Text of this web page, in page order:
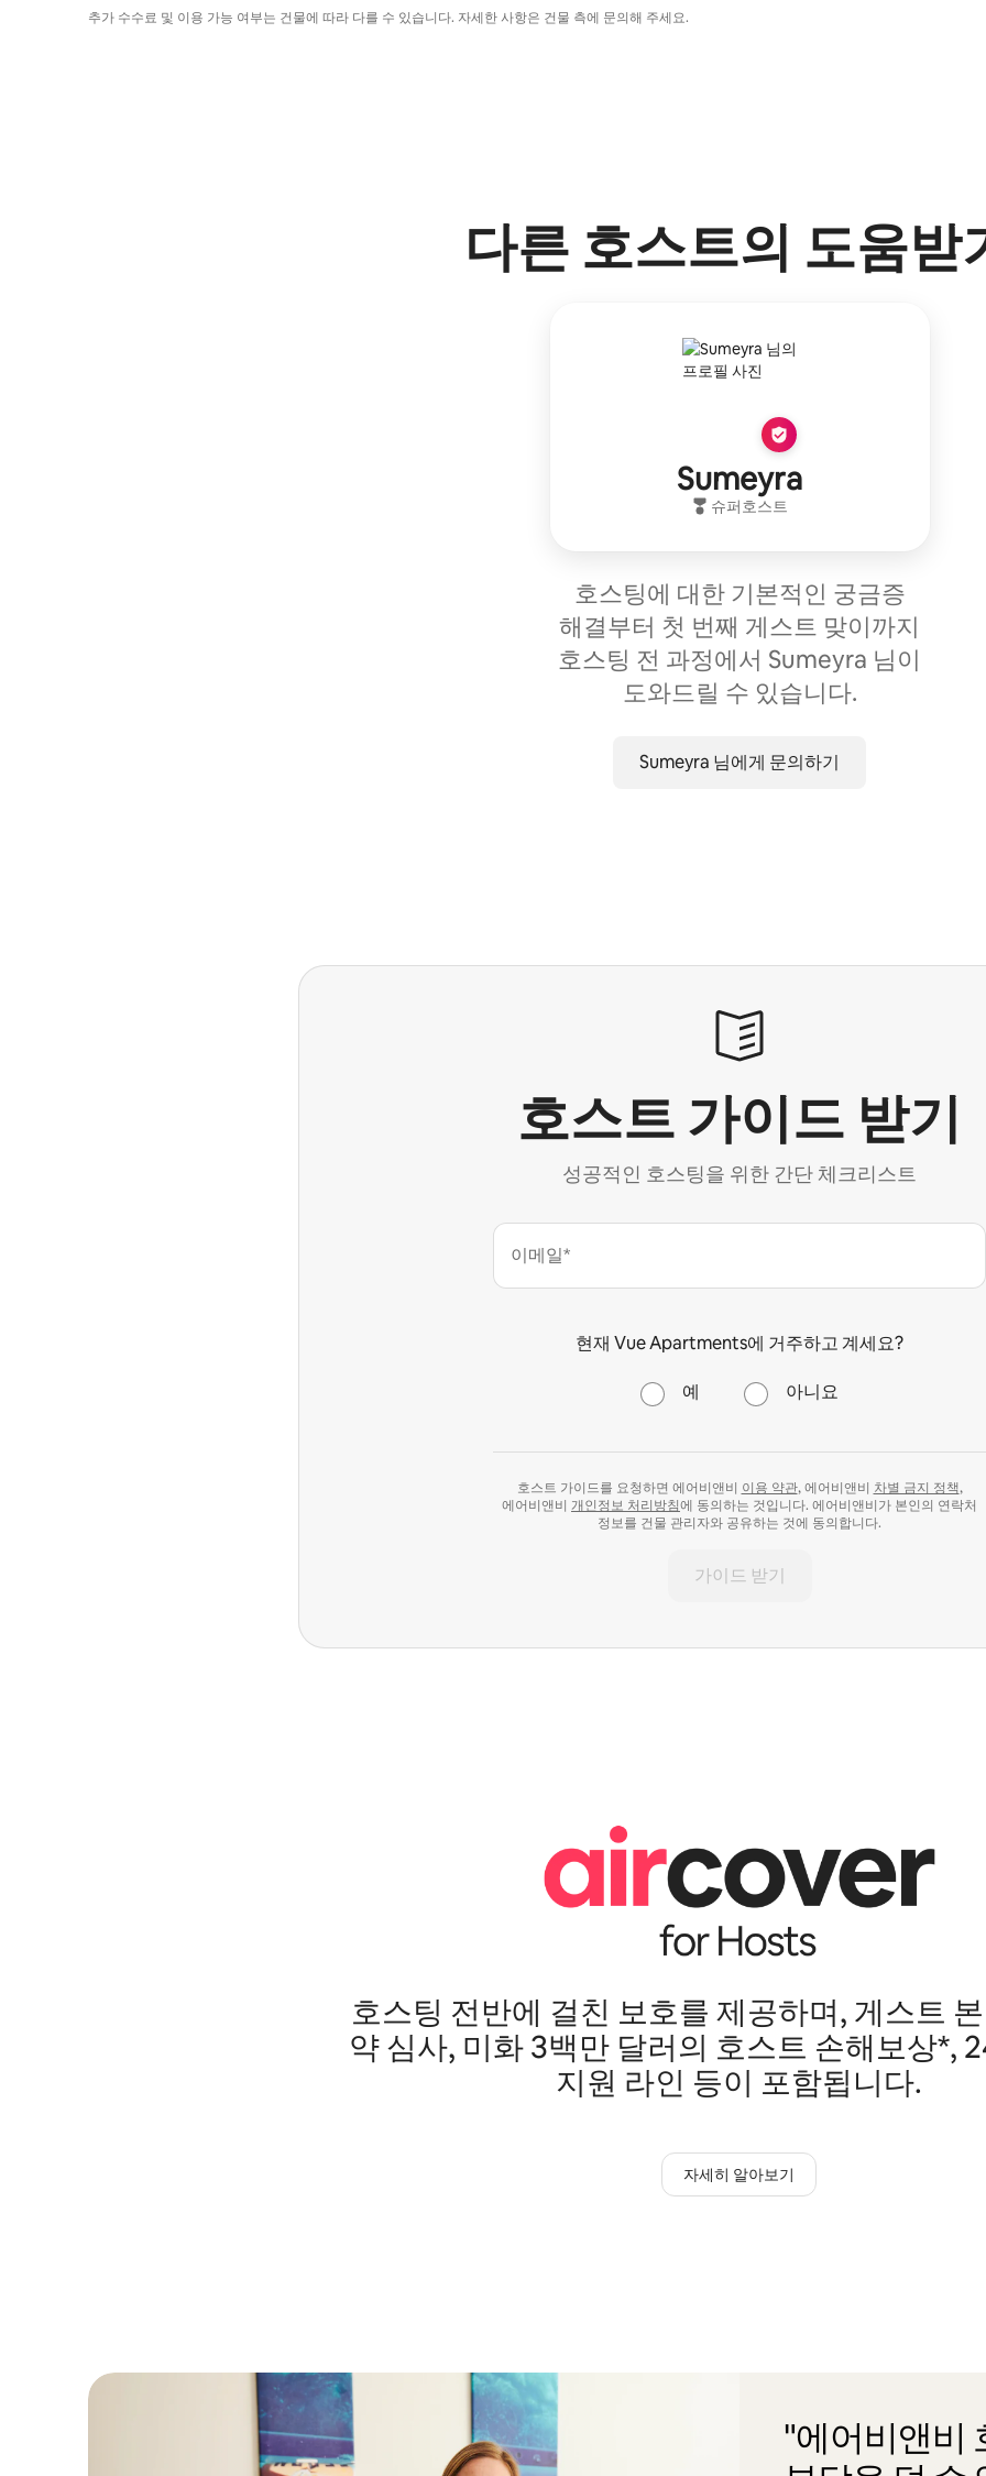
추가 수수료 및 이용 가능 여부는 건물에 따라 다를 수 있습니다. 자세한 사항은 건물 측에 문의해 주세요.
다른 호스트의 도움받
Sumeyra
슈퍼호스트
호스팅에 대한 기본적인 궁금증
해결부터 첫 번째 게스트 맞이까지
호스팅 전 과정에서 Sumeyra 님이
도와드릴 수 있습니다.
Sumeyra 님에게 문의하기
호스트 가이드 받기
성공적인 호스팅을 위한 간단 체크리스트
이메일*
현재 Vue Apartments에 거주하고 계세요?
예 아니요
호스트 가이드를 요청하면 에어비앤비 이용 약관, 에어비앤비 차별 금지 정책,
에어비앤비 개인정보 처리방침에 동의하는 것입니다. 에어비앤비가 본인의 연락처
정보를 건물 관리자와 공유하는 것에 동의합니다.
가이드 받기
호스팅 전반에 걸친 보호를 제공하며, 게스트
약 심사, 미화 3백만 달러의 호스트 손해보상*,
지원 라인 등이 포함됩니다.
자세히 알아보기
"에어비앤비